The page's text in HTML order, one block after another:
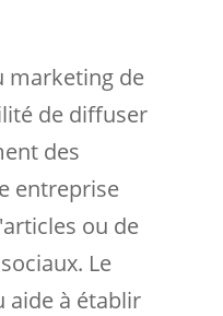
marketing de
de diffuser
des
entreprise
ou de
Le
aide à établir